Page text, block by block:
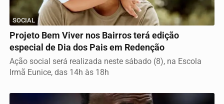
SOCIAL
Projeto Bem Viver nos Bairros terá edição
especial de Dia dos Pais em Redenção
Ação social será realizada neste sábado (8), na Escola
Irmã Eunice, das 14h às 18h